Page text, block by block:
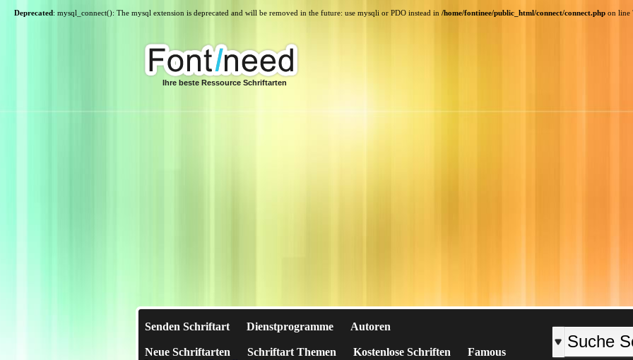
Deprecated: mysql_connect(): The mysql extension is deprecated and will be removed in the future: use mysqli or PDO instead in /home/fontinee/public_html/connect/connect.php on line
Ihre beste Ressource Schriftarten
Senden Schriftart Dienstprogramme Autoren
Neue Schriftarten Schriftart Themen Kostenlose Schriften
Famous